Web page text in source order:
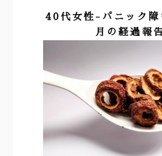
40代女性-パニック障
月の経過報